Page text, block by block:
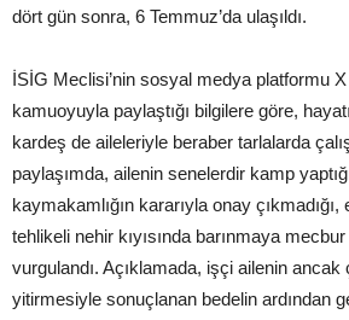
dört gün sonra, 6 Temmuz’da ulaşıldı.
İSİG Meclisi’nin sosyal medya platformu
kamuoyuyla paylaştığı bilgilere göre,
kardeş de aileleriyle beraber tarlalarda
paylaşımda, ailenin senelerdir kamp
kaymakamlığın kararıyla onay
tehlikeli nehir kıyısında barınmaya mecbur
vurgulandı. Açıklamada, işçi ailenin ancak
yitirmesiyle sonuçlanan bedelin ardından